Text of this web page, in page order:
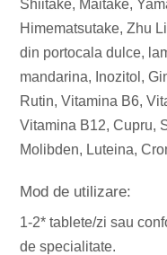
Shiitake, Maitake,
Himematsutake, Zhu
din portocala dulce,
mandarina, Inozitol,
Rutin, Vitamina B6,
Vitamina B12, Cupru,
Molibden, Luteina,
Mod de utilizare:
1-2* tablete/zi sau
de specialitate.